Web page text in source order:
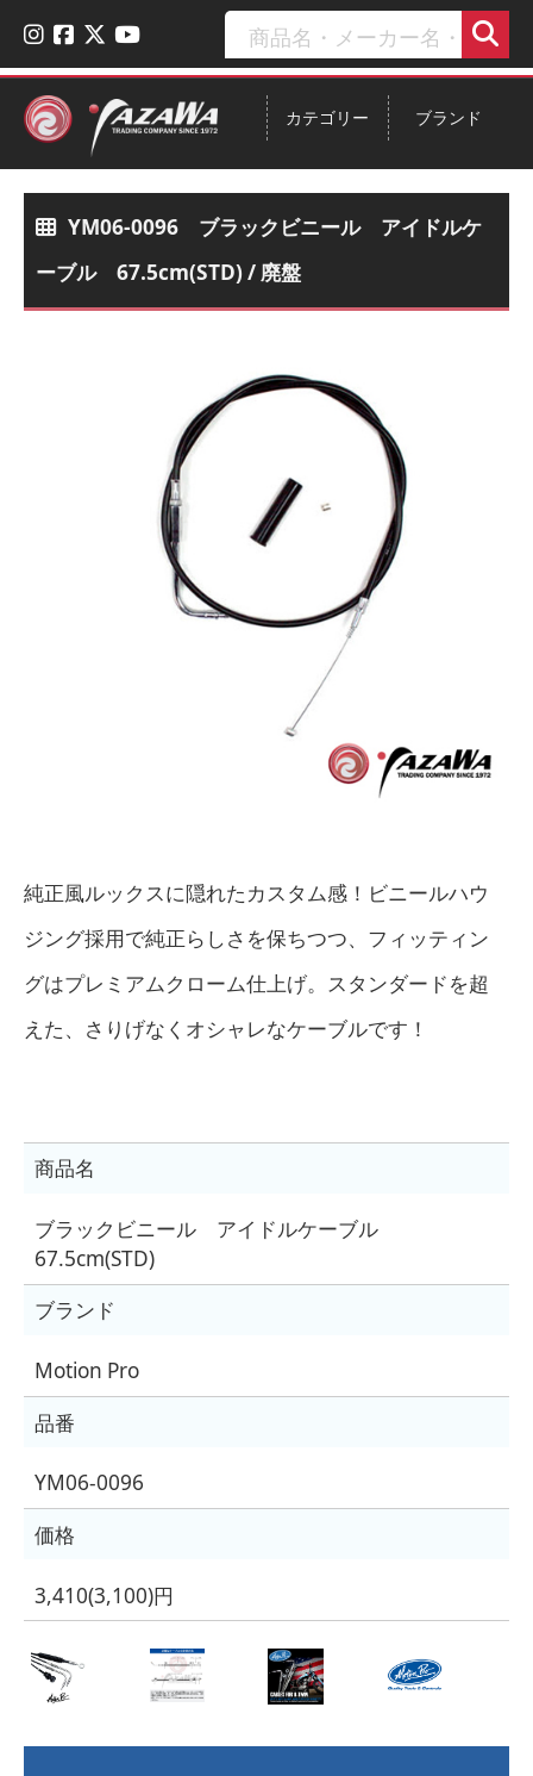
ブランド
カテゴリー
YM06-0096 ブラックビニール アイドルケ
ーブル 67.5cm(STD) / 廃盤
純正風ルックスに隠れたカスタム感！ビニールハウ
ジング採用で純正らしさを保ちつつ、フィッティン
グはプレミアムクローム仕上げ。スタンダードを超
えた、さりげなくオシャレなケーブルです！
商品名
ブラックビニール アイドルケーブル
67.5cm(STD)
ブランド
Motion Pro
品番
YM06-0096
価格
3,410(3,100)円